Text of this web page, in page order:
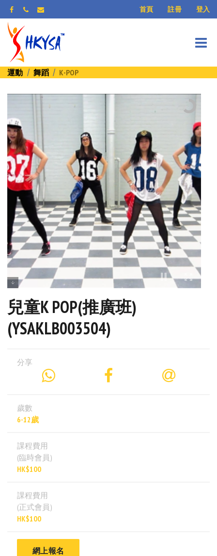
首頁 註冊 登入
運動 舞蹈 K-POP
兒童K POP(推廣班)
(YSAKLB003504)
分享
歲數
6-12歲
課程費用
(臨時會員)
HK$100
課程費用
(正式會員)
HK$100
網上報名